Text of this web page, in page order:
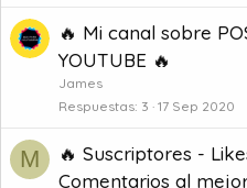
🔥 Mi canal sobre
YOUTUBE 🔥
James
Respuestas 3 17 Sep 2020
M
🔥 Suscriptores -
Comentarios al